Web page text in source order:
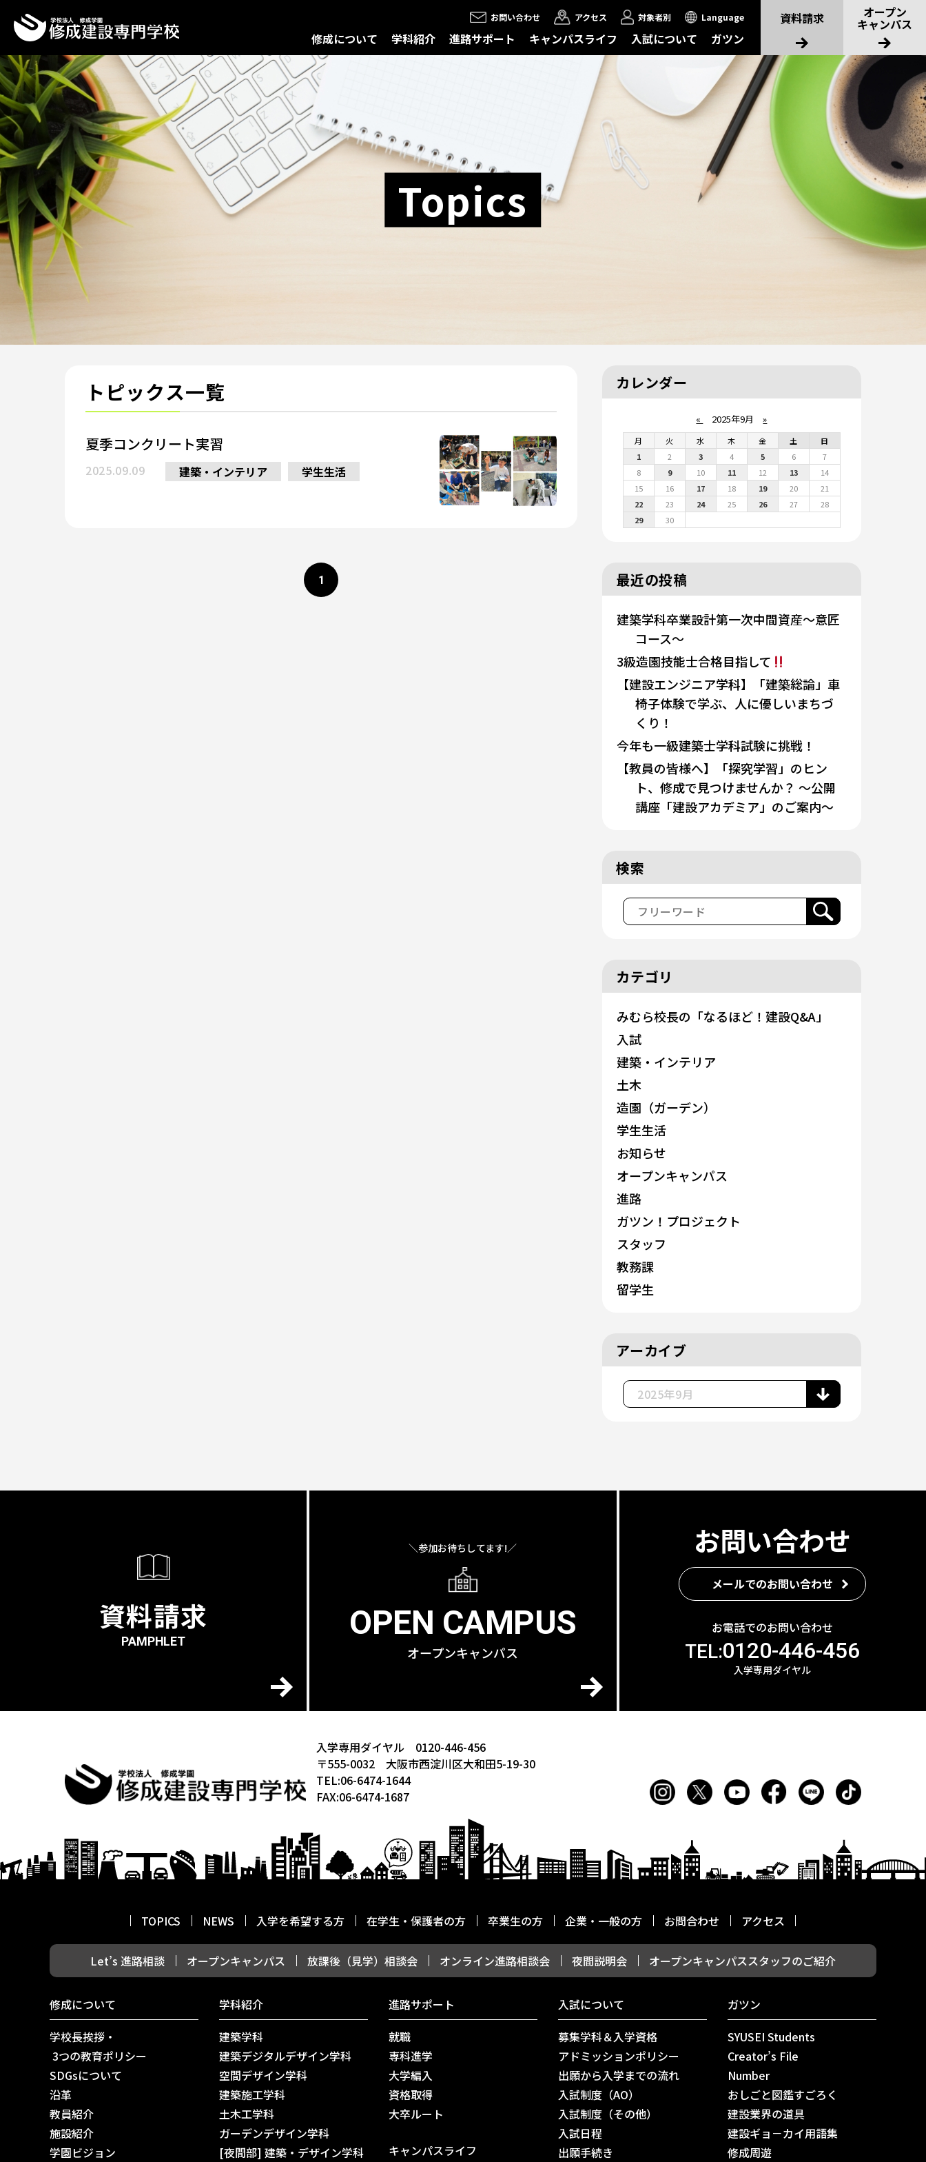
お問い合わせ アクセス 対象者別 Language
修成について 学科紹介 進路サポート キャンパスライフ 入試について ガツン
資料請求 オープン
キャンパス
Topics
トピックス一覧
夏季コンクリート実習
2025.09.09 建築・インテリア 学生生活
1
カレンダー
« 2025年9月 »
月 火 水 木 金 土
日
1
2 3 4 5 6
7
8
9 10 11 12 13
14
15
16 17 18 19 20
21
22
23 24 25 26 27
28
29
30
最近の投稿
建築学科卒業設計第一次中間資産～意匠
コース～
3級造園技能士合格目指して
【建設エンジニア学科】「建築総論」車
椅子体験で学ぶ、人に優しいまちづ
くり！
今年も一級建築士学科試験に挑戦！
【教員の皆様へ】「探究学習」のヒン
ト、修成で見つけませんか？ 〜公開
講座「建設アカデミア」のご案内〜
検索
カテゴリ
みむら校長の「なるほど！建設Q&A」
入試
建築・インテリア
土木
造園（ガーデン）
学生生活
お知らせ
オープンキャンパス
進路
ガツン！プロジェクト
スタッフ
教務課
留学生
アーカイブ
資料請求
PAMPHLET
＼参加お待ちしてます!／
OPEN CAMPUS
オープンキャンパス
お問い合わせ
メールでのお問い合わせ
お電話でのお問い合わせ
TEL:0120-446-456
入学専用ダイヤル
入学専用ダイヤル 0120-446-456
〒555-0032 大阪市西淀川区大和田5-19-30
TEL:06-6474-1644
FAX:06-6474-1687
TOPICS NEWS 入学を希望する方 在学生・保護者の方 卒業生の方 企業・一般の方 お問合わせ アクセス
Let’s 進路相談 オープンキャンパス 放課後（見学）相談会 オンライン進路相談会 夜間説明会 オープンキャンパススタッフのご紹介
修成について
学校長挨拶・
3つの教育ポリシー
SDGsについて
沿革
教員紹介
施設紹介
学園ビジョン
学科紹介
建築学科
建築デジタルデザイン学科
空間デザイン学科
建築施工学科
土木工学科
ガーデンデザイン学科
[夜間部] 建築・デザイン学科
進路サポート
就職
専科進学
大学編入
資格取得
⼤卒ルート
キャンパスライフ
入試について
募集学科＆入学資格
アドミッションポリシー
出願から入学までの流れ
入試制度（AO）
入試制度（その他）
入試日程
出願手続き
ガツン
SYUSEI Students
Creator’s File
Number
おしごと図鑑すごろく
建設業界の道具
建設ギョ－カイ用語集
修成周遊